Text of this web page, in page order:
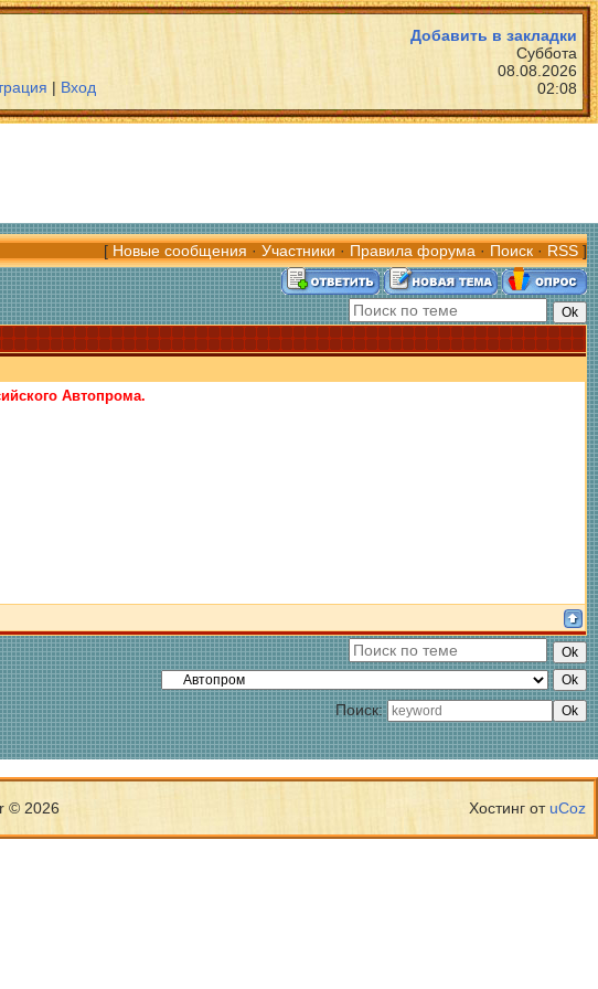
| Вход
Добавить в закладки
Суббота
08.08.2026
02:08
[ Новые сообщения · Участники · Правила форума · Поиск · RSS ]
Автопрома.
Поиск:
© 2026 Хостинг от uCoz